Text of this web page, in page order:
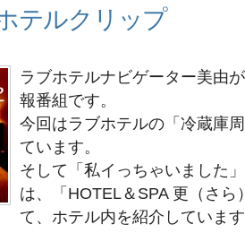
テルクリップ
ラブホテルナビゲーター美由
報番組です。
今回はラブホテルの「冷蔵庫
ています。
そして「私イっちゃいました
は、「HOTEL＆SPA 更（さら
て、ホテル内を紹介していま